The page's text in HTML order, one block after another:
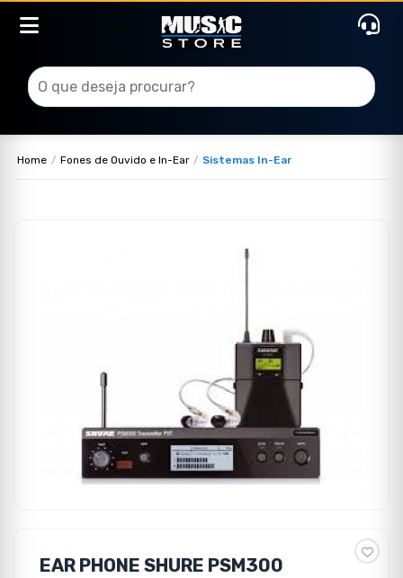
Home Fones de Ouvido e In-Ear Sistemas In-Ear
EAR PHONE SHURE PSM300